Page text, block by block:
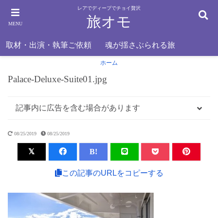
MENU
レアでディープでチョイ贅沢
旅オモ
取材・出演・執筆ご依頼 魂が揺さぶられる旅
ホーム
Palace-Deluxe-Suite01.jpg
08/25/2019 08/25/2019
記事内に広告を含む場合があります
B!
この記事のURLをコピーする